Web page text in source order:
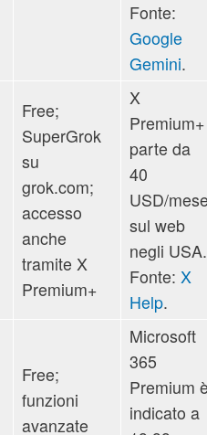
Fonte:
Google
Gemini.
Free;
SuperGrok
su
grok.com;
accesso
anche
tramite X
Premium+
X
Premium+
parte da
40
USD/
sul web
negli USA.
Fonte: X
Help.
Free;
funzioni
avanzate
Microsoft
365
Premium
indicato a